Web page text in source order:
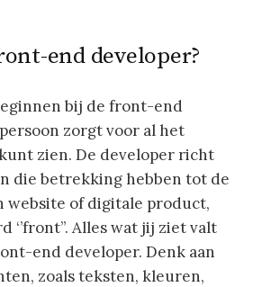
end developer?
bij de front-end
zorgt voor al het
zien. De developer richt
die betrekking hebben tot de
website of digitale product,
‘’front’’. Alles wat jij ziet valt
end developer. Denk aan
zoals teksten, kleuren,